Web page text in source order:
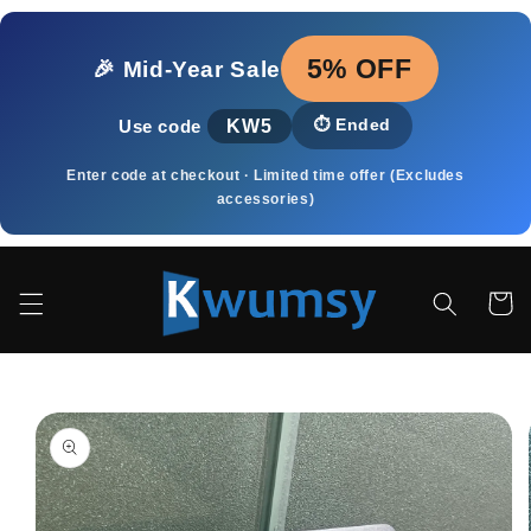
μετάβαση
περιεχόμενο🎉 Mid‑Year Sale 5% OFF
Use code KW5 ⏱️ Ended
Enter code at checkout · Limited time offer (Excludes
accessories)
Καλάθι
στις
πληροφορίες
προϊόντος